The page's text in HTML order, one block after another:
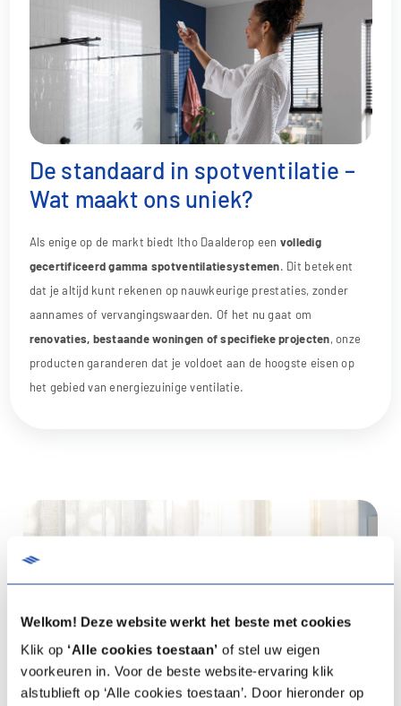
Welkom! Deze website werkt het beste met cookies
Klik op ‘Alle cookies toestaan’ of stel uw eigen
voorkeuren in. Voor de beste website-ervaring klik
alstublieft op ‘Alle cookies toestaan’. Door hieronder op
De standaard in spotventilatie –
Wat maakt ons uniek?
Als enige op de markt biedt Itho Daalderop een volledig
gecertificeerd gamma spotventilatiesystemen. Dit betekent
dat je altijd kunt rekenen op nauwkeurige prestaties, zonder
aannames of vervangingswaarden. Of het nu gaat om
renovaties, bestaande woningen of specifieke projecten, onze
producten garanderen dat je voldoet aan de hoogste eisen op
het gebied van energiezuinige ventilatie.